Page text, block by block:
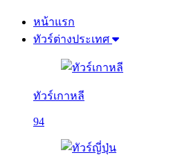
หน้าแรก
ทัวร์ต่างประเทศ
ทัวร์เกาหลี
94